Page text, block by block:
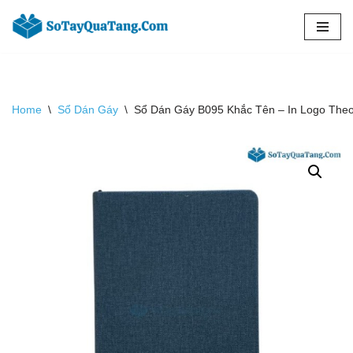
Chuyển
Home \ Sổ Dán Gáy \ Sổ Dán Gáy B095 Khắc Tên – In Logo